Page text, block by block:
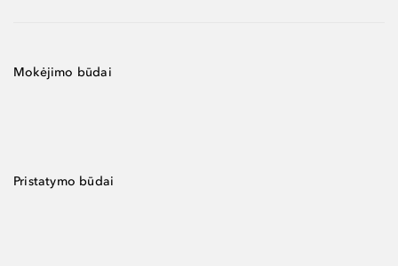
Mokėjimo būdai
Pristatymo būdai